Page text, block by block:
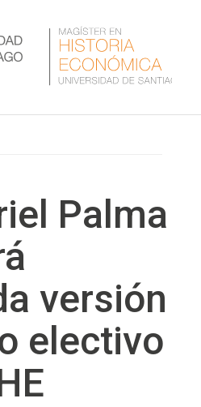
Palma
versión
electivo